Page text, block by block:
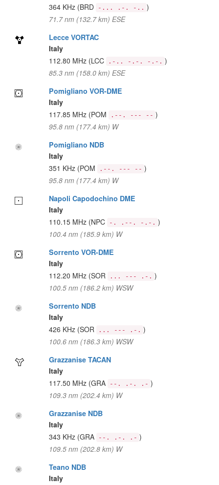
364 KHz (BRD -... .-. -.. )
71.7 nm (132.7 km) ESE
Lecce VORTAC
Italy
112.80 MHz (LCC .-.. -.-. -.-. )
85.3 nm (158.0 km) ESE
Pomigliano VOR-DME
Italy
117.85 MHz (POM .--. --- -- )
95.8 nm (177.4 km) W
Pomigliano NDB
Italy
351 KHz (POM .--. --- -- )
95.8 nm (177.4 km) W
Napoli Capodochino DME
Italy
110.15 MHz (NPC -. .--. -.-. )
100.4 nm (185.9 km) W
Sorrento VOR-DME
Italy
112.20 MHz (SOR ... --- .-. )
100.5 nm (186.2 km) WSW
Sorrento NDB
Italy
426 KHz (SOR ... --- .-. )
100.6 nm (186.3 km) WSW
Grazzanise TACAN
Italy
117.50 MHz (GRA --. .-. .- )
109.3 nm (202.4 km) W
Grazzanise NDB
Italy
343 KHz (GRA --. .-. .- )
109.5 nm (202.8 km) W
Teano NDB
Italy